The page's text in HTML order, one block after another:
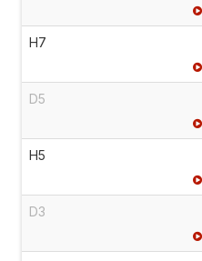
H7
D5
H5
D3